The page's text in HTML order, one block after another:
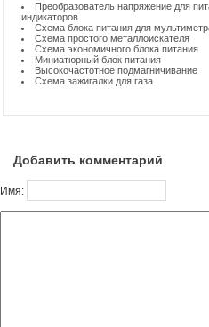
Преобразователь напряжение для
индикаторов
Схема блока питания для
Схема простого металлоискателя
Схема экономичного блока питания
Миниатюрный блок питания
Высокочастотное подмагничивание
Схема зажигалки для газа
Добавить комментарий
Имя: